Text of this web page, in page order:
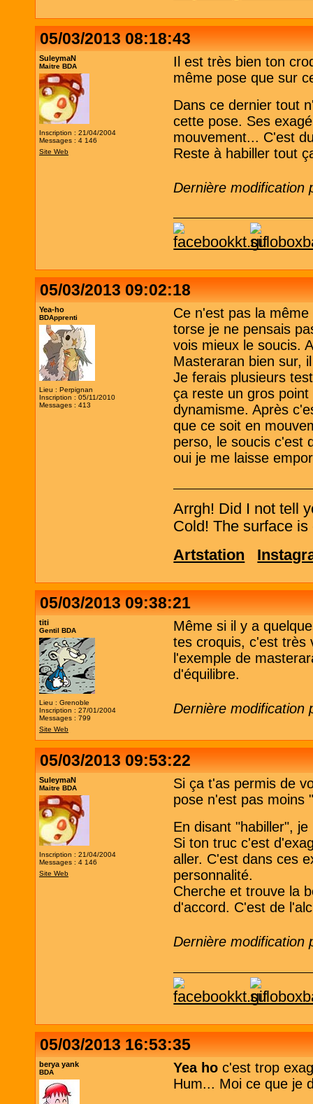
05/03/2013 08:18:43
SuleymaN
Maitre BDA
Inscription : 21/04/2004
Messages : 4 146
Site Web
Il est très bien ton
même pose que sur
Dans ce dernier tout
cette pose. Ses
mouvement... C'est
Reste à habiller tout
Dernière modification
05/03/2013 09:02:18
Yea-ho
BDApprenti
Lieu : Perpignan
Inscription : 05/11/2010
Messages : 413
Ce n'est pas la
torse je ne pensais
vois mieux le soucis.
Masteraran bien sur,
Je ferais plusieurs
ça reste un gros
dynamisme. Après
que ce soit en
perso, le soucis c'est
oui je me laisse
Arrgh! Did I not tell
Cold! The surface
Artstation
05/03/2013 09:38:21
titi
Gentil BDA
Lieu : Grenoble
Inscription : 27/01/2004
Messages : 799
Site Web
Même si il y a
tes croquis, c'est très
l'exemple de
d'équilibre.
Dernière modification
05/03/2013 09:53:22
SuleymaN
Maitre BDA
Inscription : 21/04/2004
Messages : 4 146
Site Web
Si ça t'as permis de
pose n'est pas moins
En disant "habiller",
Si ton truc c'est
aller. C'est dans ces
personnalité.
Cherche et trouve la
d'accord. C'est de
Dernière modification
05/03/2013 16:53:35
berya yank
BDA Yea ho c'est trop
Hum... Moi ce que je